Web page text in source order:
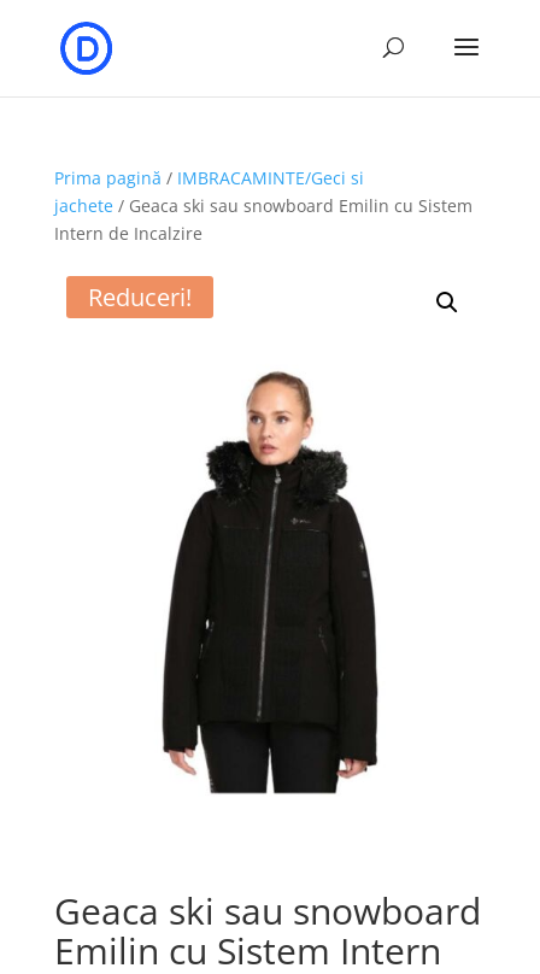
Prima pagină / IMBRACAMINTE/Geci si
jachete/ Geaca ski sau snowboard Emilin cu Sistem
Intern de Incalzire
Reduceri!
Geaca ski sau snowboard
Emilin cu Sistem Intern